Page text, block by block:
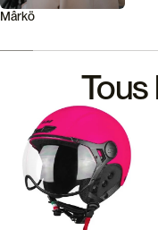
Mârkö